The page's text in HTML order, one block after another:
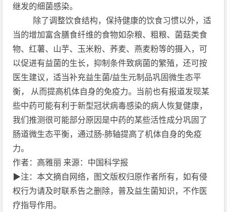
继发的细菌感染。
除了调整饮食结构，保持健康的饮食习惯以外，适
当的增加富含膳食纤维的食物如杂粮、粗粮、菌菇类食
物、红薯、山芋、玉米粉、荞麦、燕麦粉等的摄入，可
以促进有益菌的生长，抑制条件致病菌的繁殖，还可按
医生建议，适当补充益生菌/益生元制品巩固微生态平
衡， 从而提高机体自身的免疫力。当前也有报道发现某
些中药可能有利于新型冠状病毒感染的病人恢复健康，
我们推测很可能部分原因是中药的某些活性成分巩固了
肠道微生态平衡，通过肠-肺轴提高了机体自身的免疫
力。
作者：高雅丽 来源：中国科学报
▶注：本文摘自网络，图文版权归原作者所有，如有侵
权行为请及时联系告之删除，普及益生菌知识，不作医
疗指导作用。